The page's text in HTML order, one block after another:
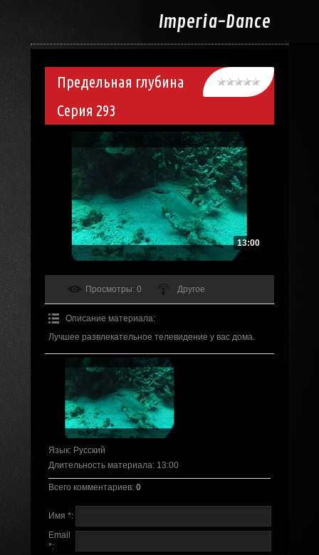
Imperia-Dance
Предельная глубина
Серия 293
13:00
Просмотры: 0 Другое
Описание материала:
Лучшее развлекательное телевидение у вас дома.
Язык: Русский
Длительность материала: 13:00
Всего комментариев: 0
Имя *:
Email
*: